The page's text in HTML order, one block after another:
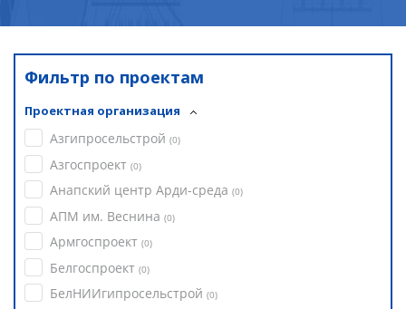
Фильтр по проектам
Проектная организация
Азгипросельстрой (0)
Азгоспроект (0)
Анапский центр Арди-среда (0)
АПМ им. Веснина (0)
Армгоспроект (0)
Белгоспроект (0)
БелНИИгипросельстрой (0)